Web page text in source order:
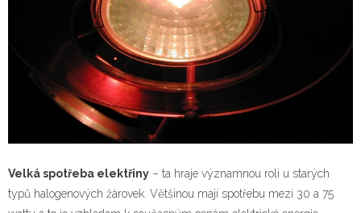
Velká spotřeba elektřiny – ta hraje významnou roli u starých
typů halogenových žárovek. Většinou mají spotřebu mezi 30 a 75